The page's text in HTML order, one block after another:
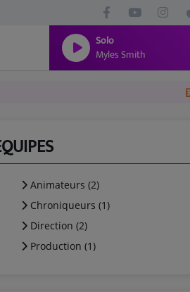
Solo
Myles Smith
Animateurs (2)
Chroniqueurs (1)
Direction (2)
Production (1)